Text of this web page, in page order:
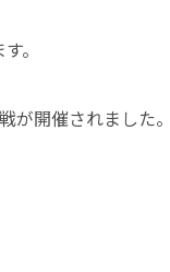
。
開催されました。